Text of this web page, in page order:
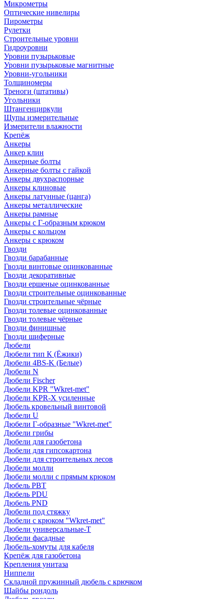
Микрометры
Оптические нивелиры
Пирометры
Рулетки
Строительные уровни
Гидроуровни
Уровни пузырьковые
Уровни пузырьковые магнитные
Уровни-угольники
Толщиномеры
Треноги (штативы)
Угольники
Штангенциркули
Щупы измерительные
Измерители влажности
Крепёж
Анкеры
Анкер клин
Анкерные болты
Анкерные болты с гайкой
Анкеры двухраспорные
Анкеры клиновые
Анкеры латунные (цанга)
Анкеры металлические
Анкеры рамные
Анкеры с Г-образным крюком
Анкеры с кольцом
Анкеры с крюком
Гвозди
Гвозди барабанные
Гвозди винтовые оцинкованные
Гвозди декоративные
Гвозди ершеные оцинкованные
Гвозди строительные оцинкованные
Гвозди строительные чёрные
Гвозди толевые оцинкованные
Гвозди толевые чёрные
Гвозди финишные
Гвозди шиферные
Дюбели
Дюбели тип К (Ёжики)
Дюбели 4BS-K (Белые)
Дюбели N
Дюбели Fischer
Дюбели KPR "Wkret-met"
Дюбели KPR-Х усиленные
Дюбель кровельный винтовой
Дюбели U
Дюбели Г-образные "Wkret-met"
Дюбели грибы
Дюбели для газобетона
Дюбели для гипсокартона
Дюбели для строительных лесов
Дюбели молли
Дюбели молли с прямым крюком
Дюбель PBT
Дюбель PDU
Дюбель PND
Дюбели под стяжку
Дюбели с крюком "Wkret-met"
Дюбели универсальные-Т
Дюбели фасадные
Дюбель-хомуты для кабеля
Крепёж для газобетона
Крепления унитаза
Ниппели
Складной пружинный дюбель с крючком
Шайбы рондоль